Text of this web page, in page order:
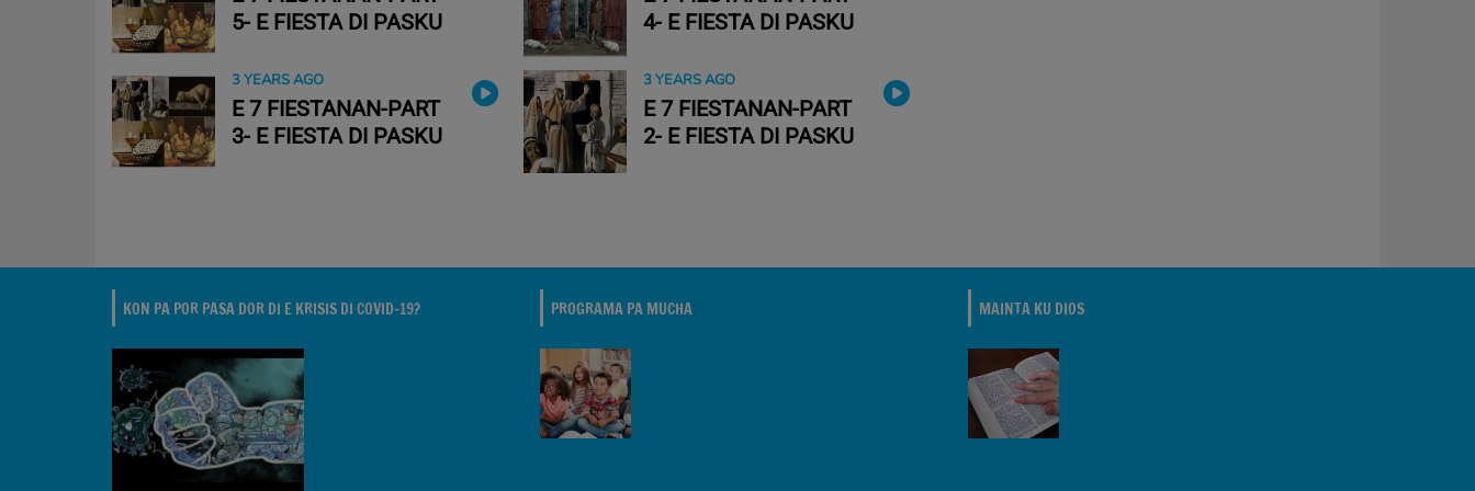
5- E FIESTA DI PASKU
4- E FIESTA DI PASKU
3 YEARS AGO
E 7 FIESTANAN-PART
3- E FIESTA DI PASKU
3 YEARS AGO
E 7 FIESTANAN-PART
2- E FIESTA DI PASKU
KON PA POR PASA DOR DI E KRISIS DI COVID-19? PROGRAMA PA MUCHA MAINTA KU DIOS